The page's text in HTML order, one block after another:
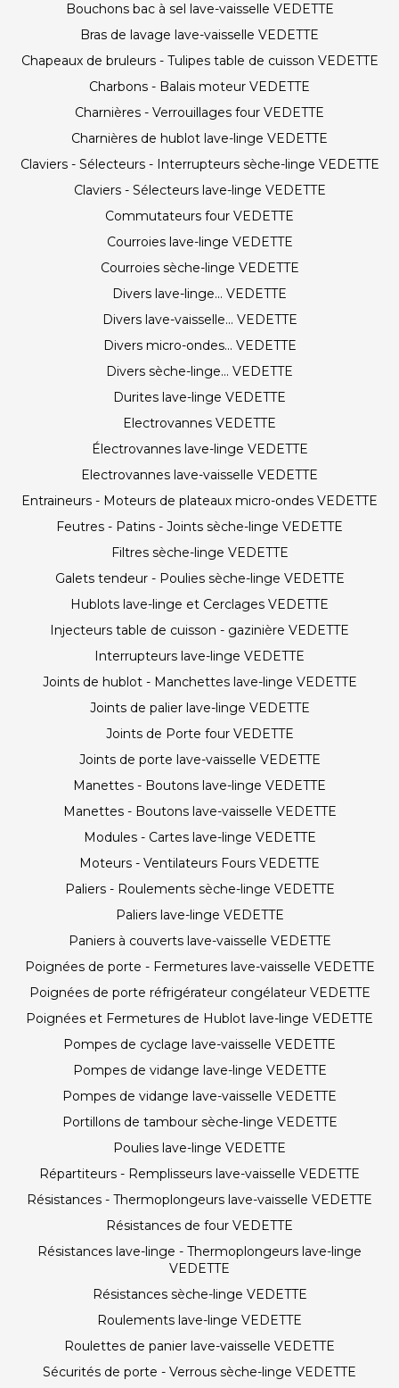
Bouchons bac à sel lave-vaisselle VEDETTE
Bras de lavage lave-vaisselle VEDETTE
Chapeaux de bruleurs - Tulipes table de cuisson VEDETTE
Charbons - Balais moteur VEDETTE
Charnières - Verrouillages four VEDETTE
Charnières de hublot lave-linge VEDETTE
Claviers - Sélecteurs - Interrupteurs sèche-linge VEDETTE
Claviers - Sélecteurs lave-linge VEDETTE
Commutateurs four VEDETTE
Courroies lave-linge VEDETTE
Courroies sèche-linge VEDETTE
Divers lave-linge... VEDETTE
Divers lave-vaisselle... VEDETTE
Divers micro-ondes... VEDETTE
Divers sèche-linge... VEDETTE
Durites lave-linge VEDETTE
Electrovannes VEDETTE
Électrovannes lave-linge VEDETTE
Electrovannes lave-vaisselle VEDETTE
Entraineurs - Moteurs de plateaux micro-ondes VEDETTE
Feutres - Patins - Joints sèche-linge VEDETTE
Filtres sèche-linge VEDETTE
Galets tendeur - Poulies sèche-linge VEDETTE
Hublots lave-linge et Cerclages VEDETTE
Injecteurs table de cuisson - gazinière VEDETTE
Interrupteurs lave-linge VEDETTE
Joints de hublot - Manchettes lave-linge VEDETTE
Joints de palier lave-linge VEDETTE
Joints de Porte four VEDETTE
Joints de porte lave-vaisselle VEDETTE
Manettes - Boutons lave-linge VEDETTE
Manettes - Boutons lave-vaisselle VEDETTE
Modules - Cartes lave-linge VEDETTE
Moteurs - Ventilateurs Fours VEDETTE
Paliers - Roulements sèche-linge VEDETTE
Paliers lave-linge VEDETTE
Paniers à couverts lave-vaisselle VEDETTE
Poignées de porte - Fermetures lave-vaisselle VEDETTE
Poignées de porte réfrigérateur congélateur VEDETTE
Poignées et Fermetures de Hublot lave-linge VEDETTE
Pompes de cyclage lave-vaisselle VEDETTE
Pompes de vidange lave-linge VEDETTE
Pompes de vidange lave-vaisselle VEDETTE
Portillons de tambour sèche-linge VEDETTE
Poulies lave-linge VEDETTE
Répartiteurs - Remplisseurs lave-vaisselle VEDETTE
Résistances - Thermoplongeurs lave-vaisselle VEDETTE
Résistances de four VEDETTE
Résistances lave-linge - Thermoplongeurs lave-linge
VEDETTE
Résistances sèche-linge VEDETTE
Roulements lave-linge VEDETTE
Roulettes de panier lave-vaisselle VEDETTE
Sécurités de porte - Verrous sèche-linge VEDETTE